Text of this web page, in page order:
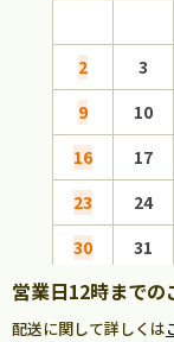
2
3
9
10
16
17
23
24
30
31
営業日12時までの
配送に関して詳しくは